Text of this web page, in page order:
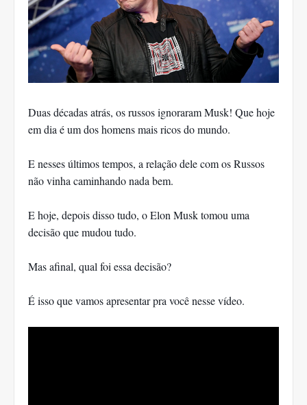
Duas décadas atrás, os russos ignoraram Musk! Que hoje
em dia é um dos homens mais ricos do mundo.
E nesses últimos tempos, a relação dele com os Russos
não vinha caminhando nada bem.
E hoje, depois disso tudo, o Elon Musk tomou uma
decisão que mudou tudo.
Mas afinal, qual foi essa decisão?
É isso que vamos apresentar pra você nesse vídeo.